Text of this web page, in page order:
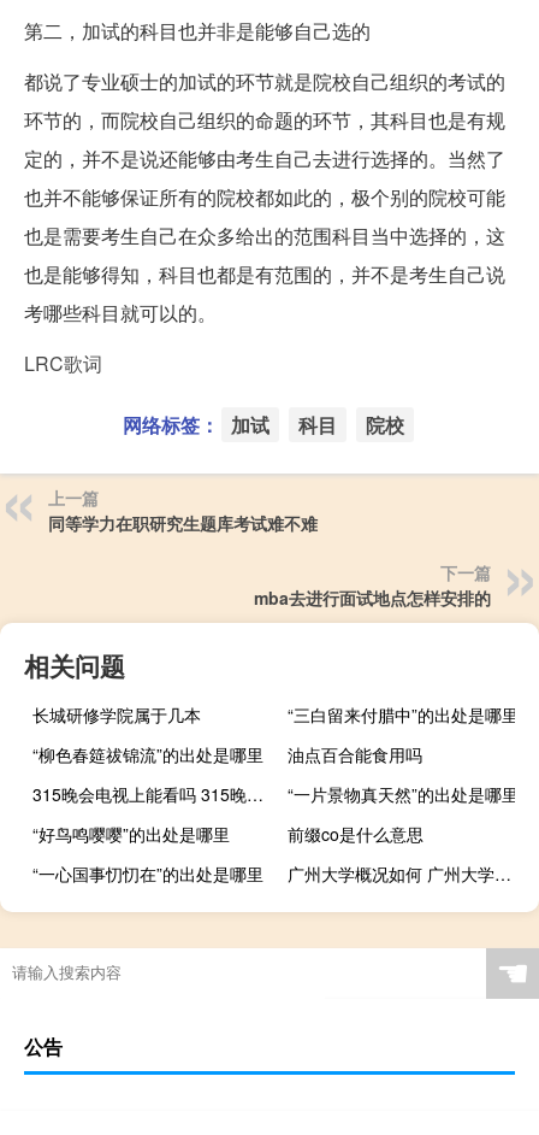
第二，加试的科目也并非是能够自己选的
都说了专业硕士的加试的环节就是院校自己组织的考试的
环节的，而院校自己组织的命题的环节，其科目也是有规
定的，并不是说还能够由考生自己去进行选择的。当然了
也并不能够保证所有的院校都如此的，极个别的院校可能
也是需要考生自己在众多给出的范围科目当中选择的，这
也是能够得知，科目也都是有范围的，并不是考生自己说
考哪些科目就可以的。
LRC歌词
网络标签： 加试 科目 院校
上一篇
同等学力在职研究生题库考试难不难
下一篇
mba去进行面试地点怎样安排的
相关问题
长城研修学院属于几本
“三白留来付腊中”的出处是哪里
“柳色春筵祓锦流”的出处是哪里
油点百合能食用吗
315晚会电视上能看吗 315晚会节目单公布
“一片景物真天然”的出处是哪里
“好鸟鸣嘤嘤”的出处是哪里
前缀co是什么意思
“一心国事忉忉在”的出处是哪里
广州大学概况如何 广州大学松田学院怎么样
☚
公告